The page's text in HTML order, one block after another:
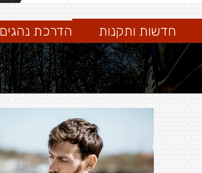
חדשות ותקנות הדרכת נהגים